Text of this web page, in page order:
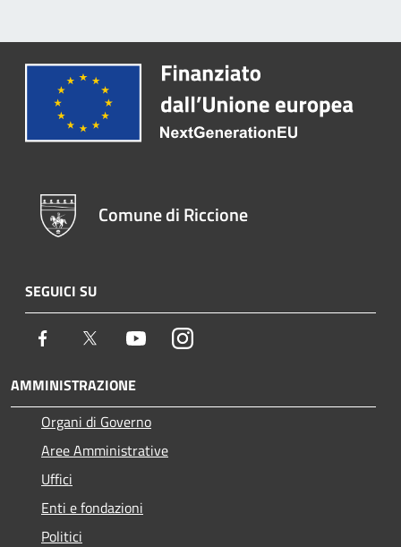
Comune di Riccione
SEGUICI SU
Facebook Twitter YoutubeInstagram
AMMINISTRAZIONE
Organi di Governo
Aree Amministrative
Uffici
Enti e fondazioni
Politici